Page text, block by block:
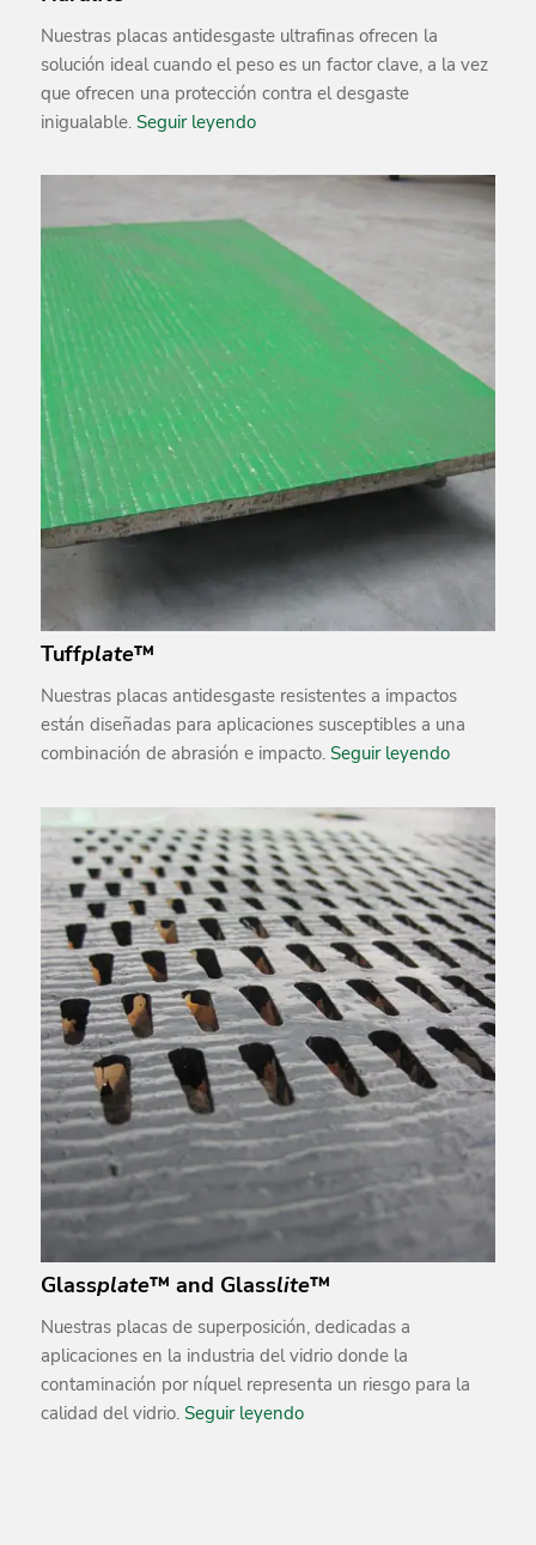
Nuestras placas antidesgaste ultrafinas ofrecen la
solución ideal cuando el peso es un factor clave, a la vez
que ofrecen una protección contra el desgaste
inigualable. Seguir leyendo
Tuffplate™
Nuestras placas antidesgaste resistentes a impactos
están diseñadas para aplicaciones susceptibles a una
combinación de abrasión e impacto. Seguir leyendo
Glassplate™ and Glasslite™
Nuestras placas de superposición, dedicadas a
aplicaciones en la industria del vidrio donde la
contaminación por níquel representa un riesgo para la
calidad del vidrio. Seguir leyendo